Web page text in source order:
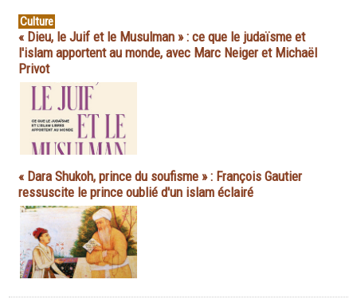
Culture
« Dieu, le Juif et le Musulman » : ce que le judaïsme et
l'islam apportent au monde, avec Marc Neiger et Michaël
Privot
« Dara Shukoh, prince du soufisme » : François Gautier
ressuscite le prince oublié d'un islam éclairé